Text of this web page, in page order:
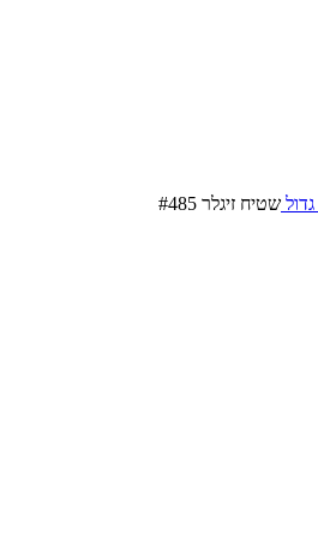
גדול שטיח זיגלר #485